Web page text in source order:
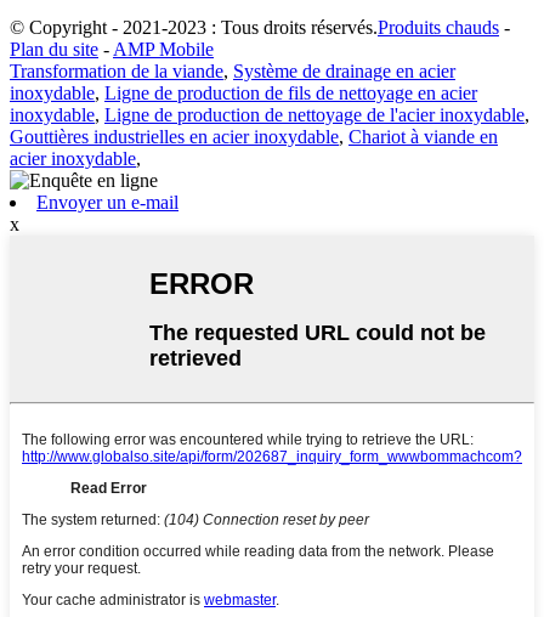
© Copyright - 2021-2023 : Tous droits réservés.Produits chauds -
Plan du site - AMP Mobile
Transformation de la viande, Système de drainage en acier
inoxydable, Ligne de production de fils de nettoyage en acier
inoxydable, Ligne de production de nettoyage de l'acier inoxydable,
Gouttières industrielles en acier inoxydable, Chariot à viande en
acier inoxydable,
Envoyer un e-mail
x